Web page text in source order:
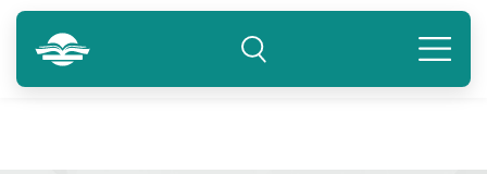
Краснодар
Подразделение: Краснодар
8 800 234-80-99